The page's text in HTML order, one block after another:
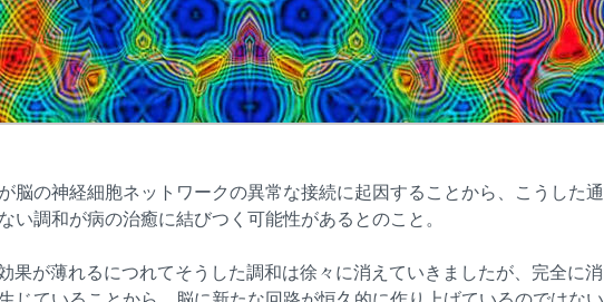
脳の神経細胞ネットワークの異常な接続に起因することから、こうした通
い調和が病の治癒に結びつく可能性があるとのこと。
果が薄れるにつれてそうした調和は徐々に消えていきましたが、完全に消